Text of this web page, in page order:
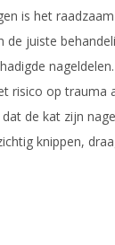
is het
juiste
risico op trauma
de kat zijn
knippen,